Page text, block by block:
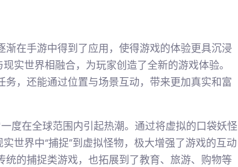
在手游中得到了应用，使得游戏的体验更具沉浸
实世界相融合，为玩家创造了全新的游戏体验。
，还能通过位置与场景互动，带来更加真实和富
度在全球范围内引起热潮。通过将虚拟的口袋妖怪
世界中“捕捉”到虚拟怪物，极大增强了游戏的互动
的捕捉类游戏，也拓展到了教育、旅游、购物等